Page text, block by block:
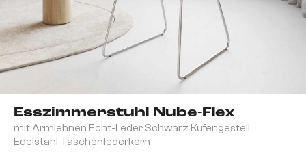
Esszimmerstuhl Nube-Flex
mit Armlehnen Echt-Leder Schwarz Kufengestell
Edelstahl Taschenfederkern